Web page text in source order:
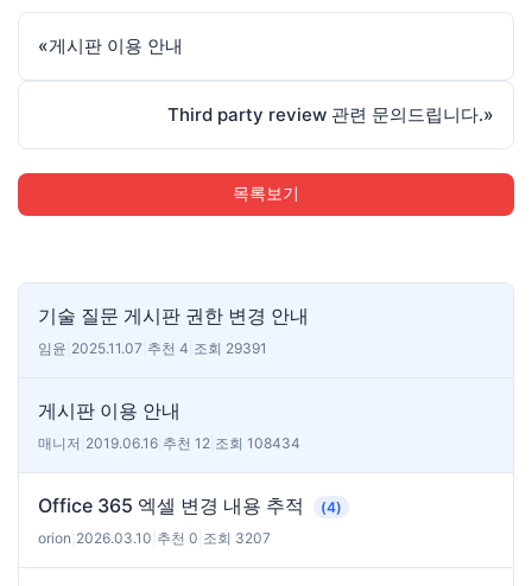
«게시판 이용 안내
Third party review 관련 문의드립니다.»
목록보기
기술 질문 게시판 권한 변경 안내
임윤 2025.11.07 추천 4 조회 29391
게시판 이용 안내
매니저 2019.06.16 추천 12 조회 108434
Office 365 엑셀 변경 내용 추적
(4)
orion 2026.03.10 추천 0 조회 3207